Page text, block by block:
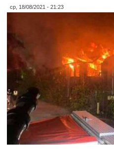
ср, 18/08/2021 - 21:23